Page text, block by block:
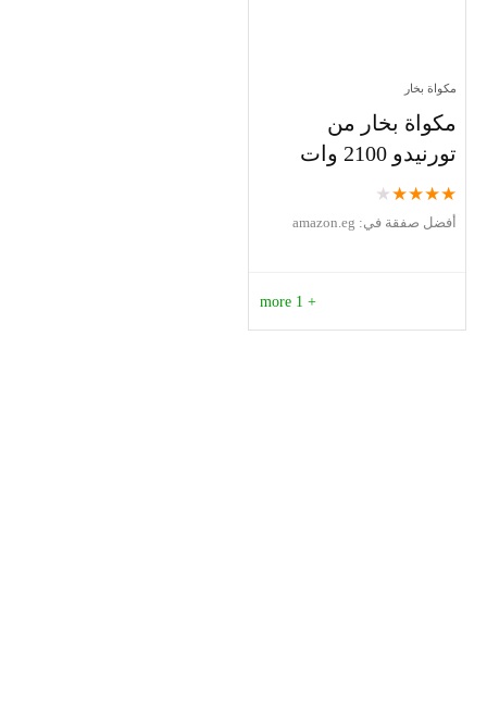
مكواة بخار
مكواة بخار من
تورنيدو 2100 وات
★
★
★
★
★
أفضل صفقة في: amazon.eg
+ 1 more